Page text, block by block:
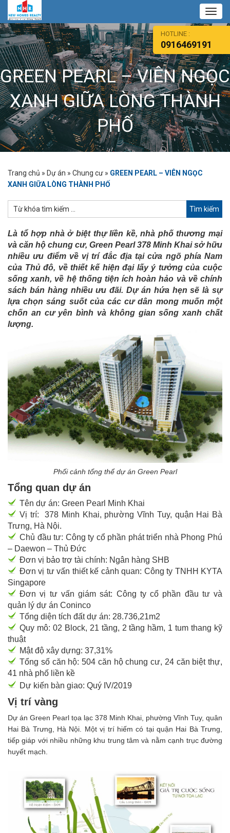
GREEN PEARL – VIÊN NGỌC
XANH GIỮA LÒNG THÀNH
PHỐ
Trang chủ » Dự án » Chung cư » GREEN PEARL – VIÊN NGỌC
XANH GIỮA LÒNG THÀNH PHỐ
Là tổ hợp nhà ở biệt thự liền kề, nhà phố thương mại
và căn hộ chung cư, Green Pearl 378 Minh Khai sở hữu
nhiều ưu điểm về vị trí đắc địa tại cửa ngõ phía Nam
của Thủ đô, về thiết kế hiện đại lấy ý tưởng của cuộc
sống xanh, về hệ thống tiện ích hoàn hảo và về chính
sách bán hàng nhiều ưu đãi. Dự án hứa hẹn sẽ là sự
lựa chọn sáng suốt của các cư dân mong muốn một
chốn an cư yên bình và không gian sống xanh chất
lượng.
Phối cảnh tổng thể dự án Green Pearl
Tổng quan dự án
Tên dự án: Green Pearl Minh Khai
Vị trí: 378 Minh Khai, phường Vĩnh Tuy, quận Hai Bà
Trưng, Hà Nội.
Chủ đầu tư: Công ty cổ phần phát triển nhà Phong Phú
– Daewon – Thủ Đức
Đơn vị bảo trợ tài chính: Ngân hàng SHB
Đơn vị tư vấn thiết kế cảnh quan: Công ty TNHH KYTA
Singapore
Đơn vị tư vấn giám sát: Công ty cổ phần đầu tư và
quản lý dự án Coninco
Tổng diện tích đất dự án: 28.736,21m2
Quy mô: 02 Block, 21 tầng, 2 tầng hầm, 1 tum thang kỹ
thuật
Mật độ xây dựng: 37,31%
Tổng số căn hộ: 504 căn hộ chung cư, 24 căn biệt thự,
41 nhà phố liền kề
Dự kiến bàn giao: Quý IV/2019
Vị trí vàng
Dự án Green Pearl tọa lạc 378 Minh Khai, phường Vĩnh Tuy, quân
Hai Bà Trưng, Hà Nội. Một vị trí hiếm có tại quận Hai Bà Trưng,
tiếp giáp với nhiều những khu trung tâm và nằm cạnh trục đường
huyết mạch.
HOTLINE :
0916469191